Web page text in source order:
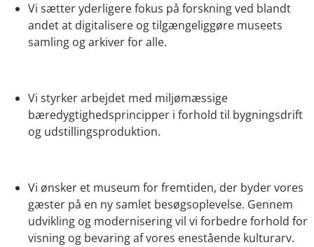
Vi sætter yderligere fokus på forskning ved blandt
andet at digitalisere og tilgængeliggøre museets
samling og arkiver for alle.
Vi styrker arbejdet med miljømæssige
bæredygtighedsprincipper i forhold til bygningsdrift
og udstillingsproduktion.
Vi ønsker et museum for fremtiden, der byder vores
gæster på en ny samlet besøgsoplevelse. Gennem
udvikling og modernisering vil vi forbedre forhold for
visning og bevaring af vores enestående kulturarv.